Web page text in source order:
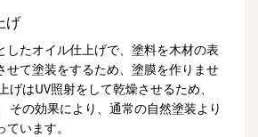
げ
したオイル仕上げで、塗料を木材の表
せて塗装をするため、塗膜を作りませ
げはUV照射をして乾燥させるため、
その効果により、通常の自然塗装より
います。